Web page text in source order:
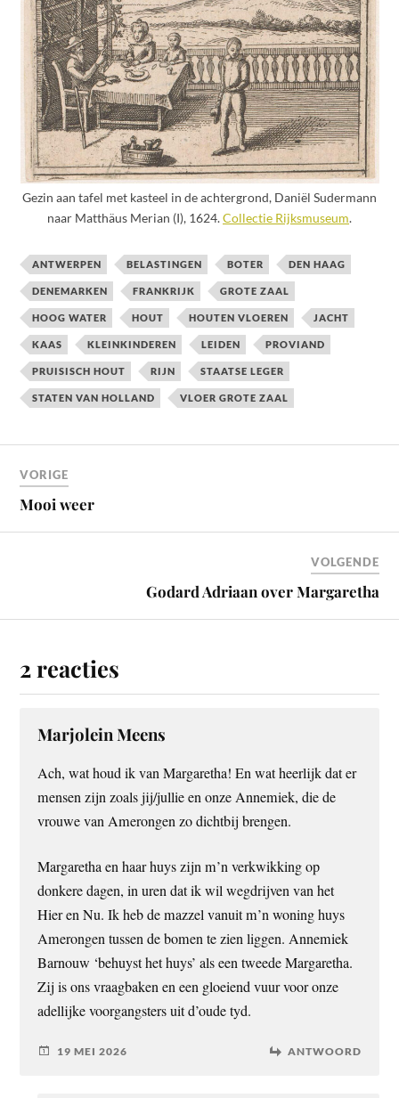
Gezin aan tafel met kasteel in de achtergrond, Daniël Sudermann
naar Matthäus Merian (I), 1624.Collectie Rijksmuseum.
ANTWERPEN BELASTINGEN BOTER DEN HAAG
DENEMARKEN FRANKRIJK GROTE ZAAL
HOOG WATER HOUT HOUTEN VLOEREN JACHT
KAAS KLEINKINDEREN LEIDEN PROVIAND
PRUISISCH HOUT RIJN STAATSE LEGER
STATEN VAN HOLLAND VLOER GROTE ZAAL
VORIGE
Mooi weer
VOLGENDE
Godard Adriaan over Margaretha
2 reacties
Marjolein Meens
Ach, wat houd ik van Margaretha! En wat heerlijk dat er
mensen zijn zoals jij/jullie en onze Annemiek, die de
vrouwe van Amerongen zo dichtbij brengen.
Margaretha en haar huys zijn m’n verkwikking op
donkere dagen, in uren dat ik wil wegdrijven van het
Hier en Nu. Ik heb de mazzel vanuit m’n woning huys
Amerongen tussen de bomen te zien liggen. Annemiek
Barnouw ‘behuyst het huys’ als een tweede Margaretha.
Zij is ons vraagbaken en een gloeiend vuur voor onze
adellijke voorgangsters uit d’oude tyd.
19 MEI 2026 ANTWOORD